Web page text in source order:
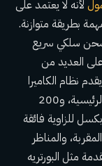
لأنه لا يعتمد على
بطريقة متوازنة.
أمبير مع شحن سلكي سريع
80 واط تتفوق على العديد من
نظام الكاميرا
الخلفية الثلاثية — بدقة 50 ميجابكسل للكاميرا الرئيسية، و200
البعيد (التليفوتو)، و50 ميجابكسل للزاوية فائقة
والمناظر
مثل البورتريه